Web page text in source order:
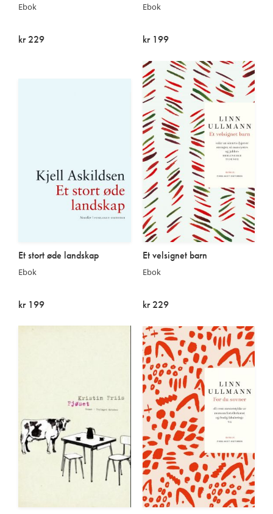
Ebok
kr 229
Ebok
kr 199
Et stort øde landskap
Ebok
kr 199
Et velsignet barn
Ebok
kr 229